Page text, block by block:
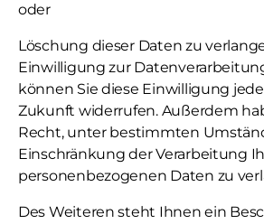
oder
Löschung dieser Daten zu
Einwilligung zur
können Sie diese Einwilligung
Zukunft widerrufen. Außerdem
Recht, unter bestimmten
Einschränkung der Verarbeitung
personenbezogenen Daten zu
Des Weiteren steht Ihnen ein